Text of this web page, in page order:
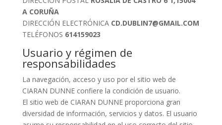
A CORUÑA
DIRECCIÓN ELECTRÓNICA CD.DUBLIN7@GMAIL.COM
TELÉFONOS 614159023
Usuario y régimen de
responsabilidades
La navegación, acceso y uso por el sitio web de
CIARAN DUNNE confiere la condición de usuario.
El sitio web de CIARAN DUNNE proporciona gran
diversidad de información, servicios y datos. El usuario